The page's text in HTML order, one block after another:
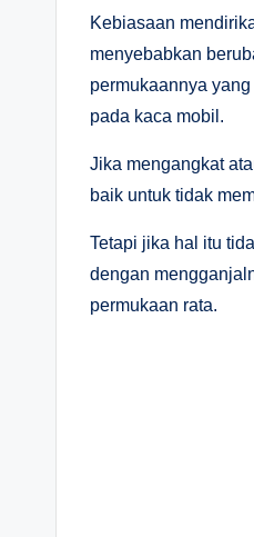
Kebiasaan
menyebabkan
permukaannya
pada kaca mobil.
Jika mengangkat
baik untuk tidak
Tetapi jika hal itu
dengan
permukaan rata.